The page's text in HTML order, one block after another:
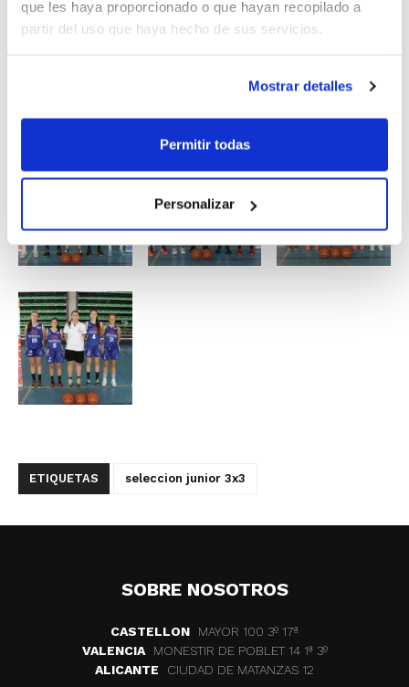
que les haya proporcionado o que hayan recopilado a
partir del uso que haya hecho de sus servicios.
Mostrar detalles
Permitir todas
Personalizar
equipos. Los dos primeros pasan a las eliminatorias
Calendario 3×3 Junior Masculino
Calendario 3×3 Junior Femenino
ETIQUETAS seleccion junior 3x3
SOBRE NOSOTROS
CASTELLON
MAYOR 100 3º 17ª
VALENCIA
MONESTIR DE POBLET 14 1ª 3º
ALICANTE
CIUDAD DE MATANZAS 12